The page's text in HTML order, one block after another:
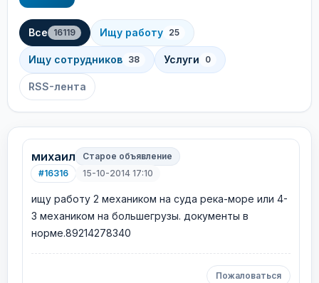
Все 16119 Ищу работу 25
Ищу сотрудников 38 Услуги 0
RSS-лента
михаил
Старое объявление
#16316
15-10-2014 17:10
ищу работу 2 механиком на суда река-море или 4-
3 механиком на большегрузы. документы в
норме.89214278340
Пожаловаться